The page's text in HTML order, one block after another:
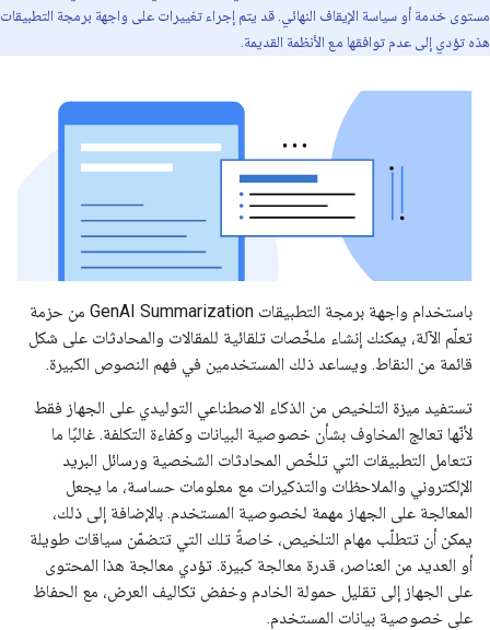
مستوى خدمة أو سياسة الإيقاف النهائي. قد يتم إجراء تغييرات على واجهة برمجة التطبيقات
هذه تؤدي إلى عدم توافقها مع الأنظمة القديمة.
باستخدام واجهة برمجة التطبيقات GenAI Summarization من حزمة
تعلّم الآلة، يمكنك إنشاء ملخّصات تلقائية للمقالات والمحادثات على شكل
قائمة من النقاط. ويساعد ذلك المستخدمين في فهم النصوص الكبيرة.
تستفيد ميزة التلخيص من الذكاء الاصطناعي التوليدي على الجهاز فقط
لأنّها تعالج المخاوف بشأن خصوصية البيانات وكفاءة التكلفة. غالبًا ما
تتعامل التطبيقات التي تلخّص المحادثات الشخصية ورسائل البريد
الإلكتروني والملاحظات والتذكيرات مع معلومات حساسة، ما يجعل
المعالجة على الجهاز مهمة لخصوصية المستخدم. بالإضافة إلى ذلك،
يمكن أن تتطلّب مهام التلخيص، خاصةً تلك التي تتضمّن سياقات طويلة
أو العديد من العناصر، قدرة معالجة كبيرة. تؤدي معالجة هذا المحتوى
على الجهاز إلى تقليل حمولة الخادم وخفض تكاليف العرض، مع الحفاظ
على خصوصية بيانات المستخدم.